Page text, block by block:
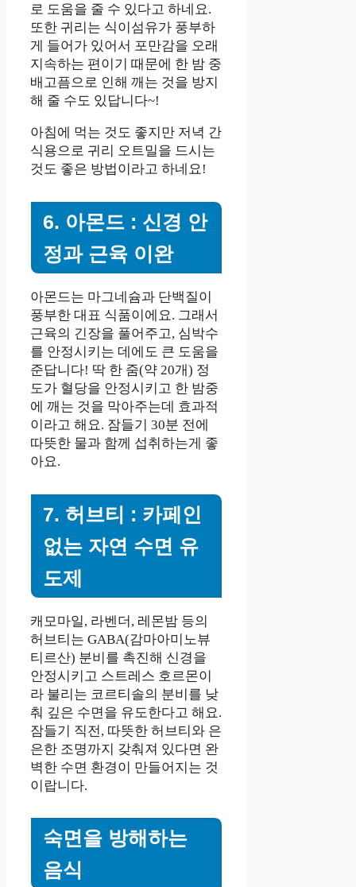
로 도움을 줄 수 있다고 하네요.
또한 귀리는 식이섬유가 풍부하
게 들어가 있어서 포만감을 오래
지속하는 편이기 때문에 한 밤 중
배고픔으로 인해 깨는 것을 방지
해 줄 수도 있답니다~!
아침에 먹는 것도 좋지만 저녁 간
식용으로 귀리 오트밀을 드시는
것도 좋은 방법이라고 하네요!
6. 아몬드 : 신경 안
정과 근육 이완
아몬드는 마그네슘과 단백질이
풍부한 대표 식품이에요. 그래서
근육의 긴장을 풀어주고, 심박수
를 안정시키는 데에도 큰 도움을
준답니다! 딱 한 줌(약 20개) 정
도가 혈당을 안정시키고 한 밤중
에 깨는 것을 막아주는데 효과적
이라고 해요. 잠들기 30분 전에
따뜻한 물과 함께 섭취하는게 좋
아요.
7. 허브티 : 카페인
없는 자연 수면 유
도제
캐모마일, 라벤더, 레몬밤 등의
허브티는 GABA(감마아미노뷰
티르산) 분비를 촉진해 신경을
안정시키고 스트레스 호르몬이
라 불리는 코르티솔의 분비를 낮
춰 깊은 수면을 유도한다고 해요.
잠들기 직전, 따뜻한 허브티와 은
은한 조명까지 갖춰져 있다면 완
벽한 수면 환경이 만들어지는 것
이랍니다.
숙면을 방해하는
음식